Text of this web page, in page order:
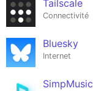
Tailscale
Connectivité
Bluesky
Internet
SimpMusic